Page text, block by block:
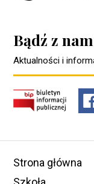
Bądź z
Aktualności i
Strona główna